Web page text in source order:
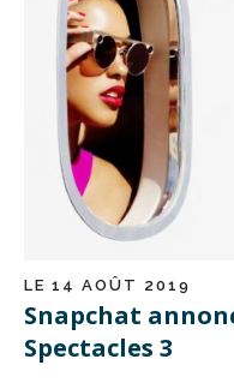
LE 14 AOÛT 2019
Snapchat
Spectacles 3